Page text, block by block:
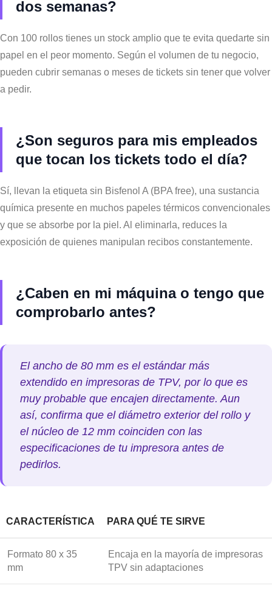
dos semanas?
Con 100 rollos tienes un stock amplio que te evita quedarte sin
papel en el peor momento. Según el volumen de tu negocio,
pueden cubrir semanas o meses de tickets sin tener que volver
a pedir.
¿Son seguros para mis empleados
que tocan los tickets todo el día?
Sí, llevan la etiqueta sin Bisfenol A (BPA free), una sustancia
química presente en muchos papeles térmicos convencionales
y que se absorbe por la piel. Al eliminarla, reduces la
exposición de quienes manipulan recibos constantemente.
¿Caben en mi máquina o tengo que
comprobarlo antes?
El ancho de 80 mm es el estándar más
extendido en impresoras de TPV, por lo que es
muy probable que encajen directamente. Aun
así, confirma que el diámetro exterior del rollo y
el núcleo de 12 mm coinciden con las
especificaciones de tu impresora antes de
pedirlos.
CARACTERÍSTICA PARA QUÉ TE SIRVE
Formato 80 x 35
mm
Encaja en la mayoría de impresoras
TPV sin adaptaciones